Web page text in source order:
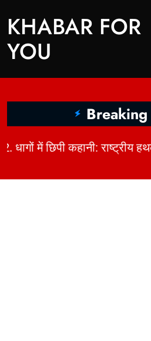
KHABAR FOR
YOU
| 2. धागों में छिपी कहानी: राष्ट्रीय हथकरघा दिवस 2026 और भारत की बुनाई विरासत | KhabarForYou